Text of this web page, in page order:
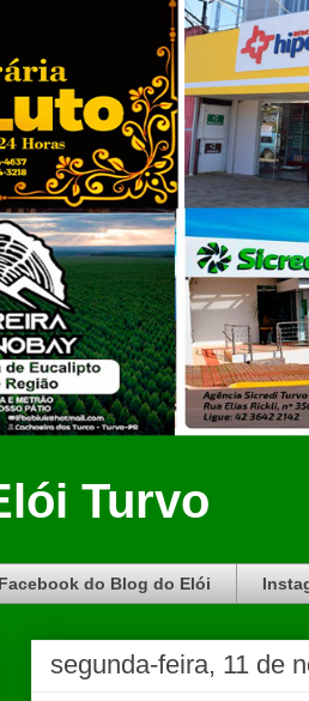
Turvo
do Blog do Elói
segunda-feira, 11 de